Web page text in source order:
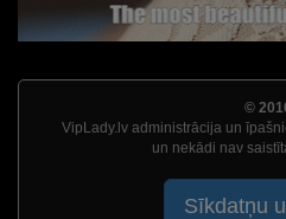
©
VipLady.lv administrācija un
un nekādi nav
Sīkdatņu